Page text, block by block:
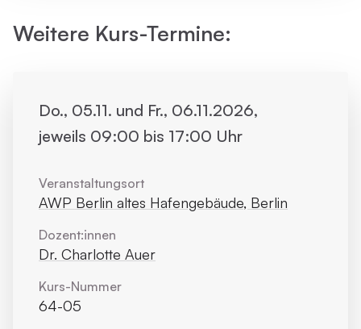
Weitere Kurs-Termine:
Do., 05.11. und Fr., 06.11.2026,
jeweils 09:00 bis 17:00 Uhr
Veranstaltungsort
AWP Berlin altes Hafengebäude, Berlin
Dozent:innen
Dr. Charlotte Auer
Kurs-Nummer
64-05